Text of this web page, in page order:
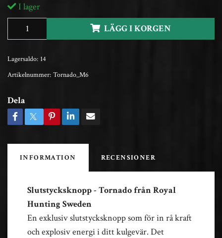
I lager
LÄGG I KORGEN
Lagersaldo: 14
Artikelnummer: Tornado_M6
Dela
INFORMATION RECENSIONER
Slutstycksknopp - Tornado från Royal
Hunting Sweden
En exklusiv slutstycksknopp som för in rå kraft
och explosiv energi i ditt kulgevär. Det